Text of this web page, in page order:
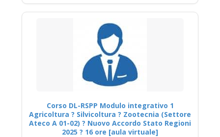
Corso DL-RSPP Modulo integrativo 1
Agricoltura ? Silvicoltura ? Zootecnia (Settore
Ateco A 01-02) ? Nuovo Accordo Stato Regioni
2025 ? 16 ore [aula virtuale]